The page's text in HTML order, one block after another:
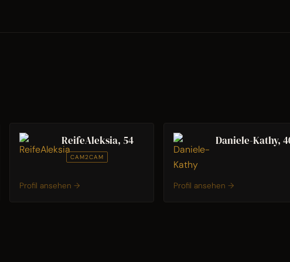
ReifeAleksia, 54
CAM2CAM
Profil ansehen →
Daniele-Kathy,
Profil ansehen →